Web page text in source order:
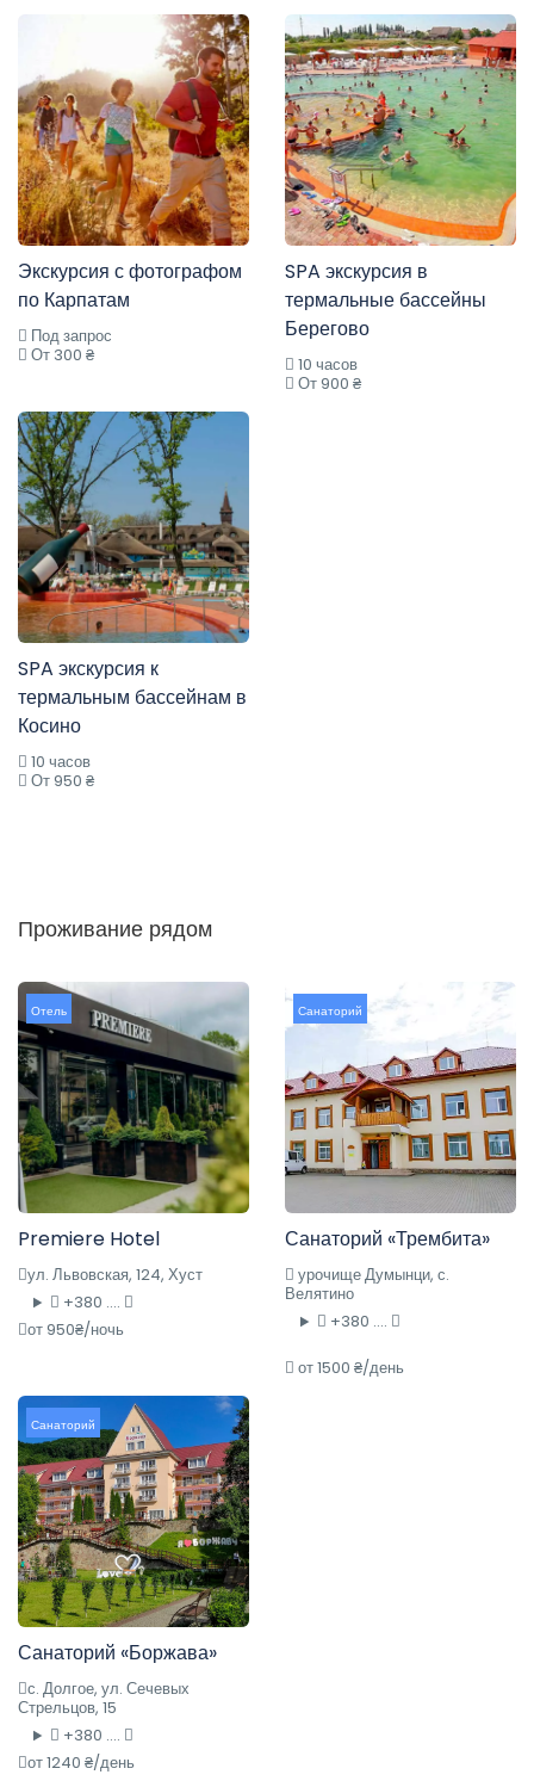
Экскурсия с фотографом
по Карпатам
Под запрос
От 300 ₴
SPA экскурсия в
термальные бассейны
Берегово
10 часов
От 900 ₴
SPA экскурсия к
термальным бассейнам в
Косино
10 часов
От 950 ₴
Проживание рядом
Отель
Premiere Hotel
ул. Львовская, 124, Хуст
+380 ....
от 950₴/ночь
Санаторий
Санаторий «Трембита»
урочище Думынци, с.
Велятино
+380 ....
от 1500 ₴/день
Санаторий
Санаторий «Боржава»
с. Долгое, ул. Сечевых
Стрельцов, 15
+380 ....
от 1240 ₴/день